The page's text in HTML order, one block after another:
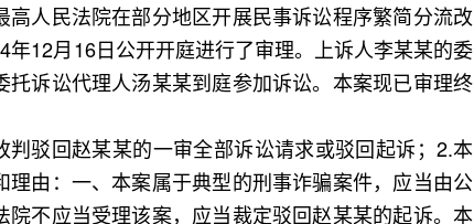
高人民法院在部分地区开展民事诉讼程序繁简分流改
12月16日公开开庭进行了审理。上诉人李某某的委
诉讼代理人汤某某到庭参加诉讼。本案现已审理终
驳回赵某某的一审全部诉讼请求或驳回起诉；2.本
由：一、本案属于典型的刑事诈骗案件，应当由公
不应当受理该案，应当裁定驳回赵某某的起诉。本